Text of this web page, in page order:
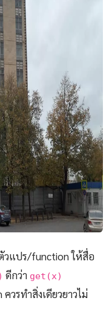
วแปร/function ให้สื่อ
ดีกว่า get(x)
วรทำสิ่งเดียวยาวไม่